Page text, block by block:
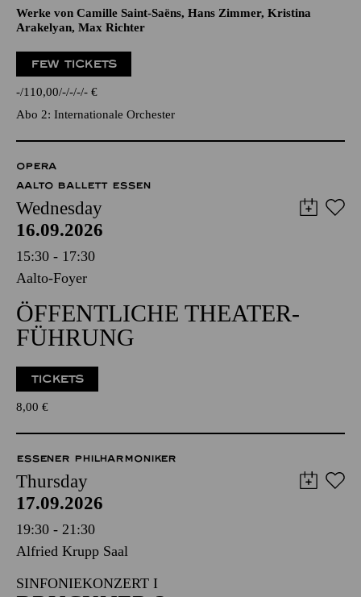
Werke von Camille Saint-Saëns, Hans Zimmer, Kristina
Arakelyan, Max Richter
FEW TICKETS
- 110,00 - - - - €
Abo 2: Internationale Orchester
OPERA
AALTO BALLETT ESSEN
Wednesday
16.09.2026
15:30 - 17:30
Aalto-Foyer
ÖFFENTLICHE THEATER­
FÜHRUNG
TICKETS
8,00 €
ESSENER PHILHARMONIKER
Thursday
17.09.2026
19:30 - 21:30
Alfried Krupp Saal
SINFONIEKONZERT I